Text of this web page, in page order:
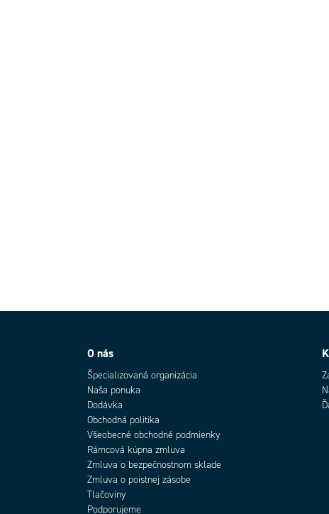
O nás
Špecializovaná organizácia
Naša ponuka
Dodávka
Obchodná politika
Všeobecné obchodné podmienky
Rámcová kúpna zmluva
Zmluva o bezpečnostnom sklade
Zmluva o poistnej zásobe
Tlačoviny
Podporujeme